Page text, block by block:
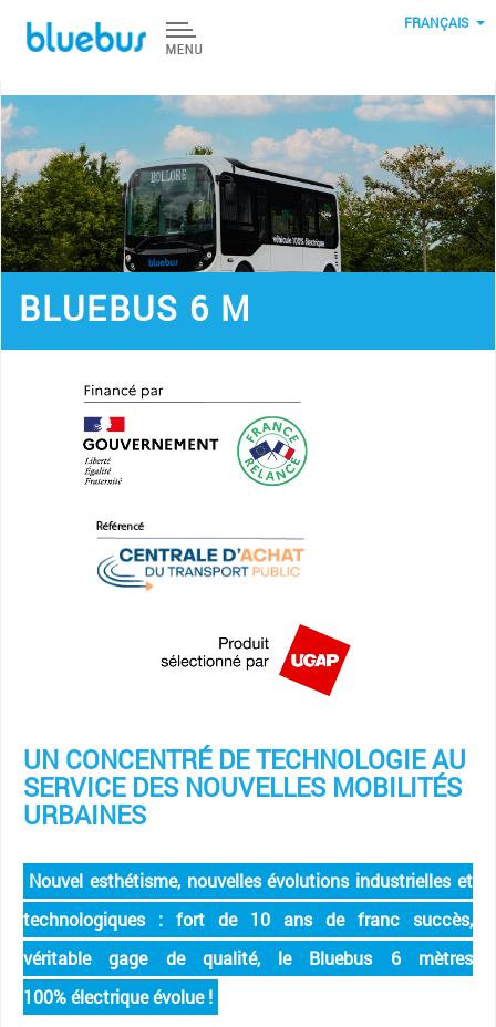
FRANÇAIS
BLUEBUS 6 M
UN CONCENTRÉ DE TECHNOLOGIE AU
SERVICE DES NOUVELLES MOBILITÉS
URBAINES
Nouvel esthétisme, nouvelles évolutions industrielles et
technologiques : fort de 10 ans de franc succès,
véritable gage de qualité, le Bluebus 6 mètres
100% électrique évolue !